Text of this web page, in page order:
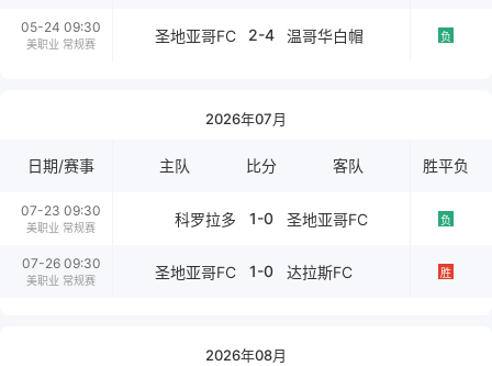
05-24 09:30
美职业 常规赛 圣地亚哥FC 2-4 温哥华白帽 负
2026年07月
日期/赛事 主队 比分 客队 胜平负
07-23 09:30
美职业 常规赛 科罗拉多 1-0 圣地亚哥FC 负
07-26 09:30
美职业 常规赛 圣地亚哥FC 1-0 达拉斯FC 胜
2026年08月